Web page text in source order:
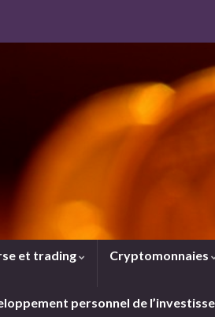
et trading Cryptomonnaies
personnel de